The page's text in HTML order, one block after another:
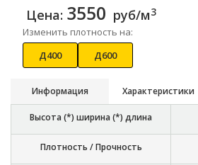
Цена: 3550 руб/м3
Изменить плотность на:
Д400
Д600
Информация Характеристики
Высота (*) ширина (*) длина
Плотность / Прочность